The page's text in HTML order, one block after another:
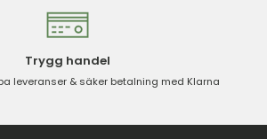
Trygg handel
leveranser & säker betalning med Klarna